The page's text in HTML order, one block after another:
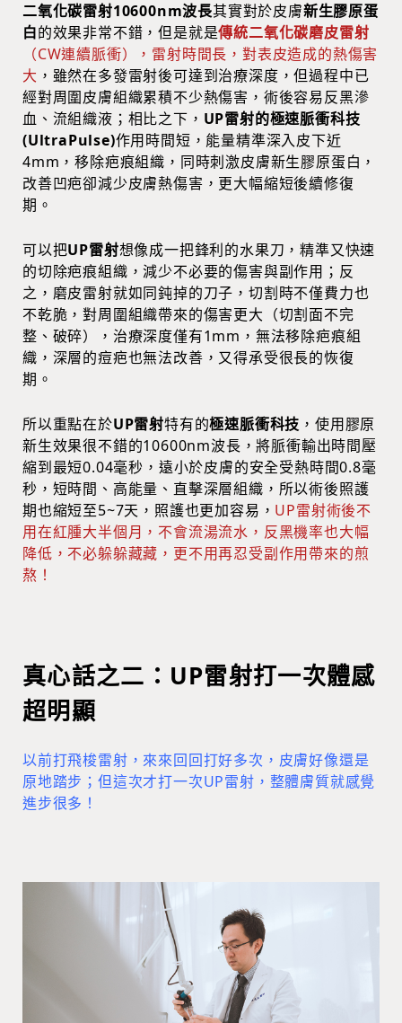
二氧化碳雷射10600nm波長其實對於皮膚新生膠原蛋
白的效果非常不錯，但是就是傳統二氧化碳磨皮雷射
（CW連續脈衝），雷射時間長，對表皮造成的熱傷害
大 ，雖然在多發雷射後可達到治療深度，但過程中已
經對周圍皮膚組織累積不少熱傷害，術後容易反黑滲
血、流組織液；相比之下， UP雷射的極速脈衝科技
(UltraPulse)作用時間短，能量精準深入皮下近
4mm，移除疤痕組織，同時刺激皮膚新生膠原蛋白，
改善凹疤卻減少皮膚熱傷害，更大幅縮短後續修復
期。
可以把UP雷射想像成一把鋒利的水果刀，精準又快速
的切除疤痕組織，減少不必要的傷害與副作用；反
之，磨皮雷射就如同鈍掉的刀子，切割時不僅費力也
不乾脆，對周圍組織帶來的傷害更大（切割面不完
整、破碎），治療深度僅有1mm，無法移除疤痕組
織，深層的痘疤也無法改善，又得承受很長的恢復
期。
所以重點在於UP雷射特有的極速脈衝科技 ，使用膠原
新生效果很不錯的10600nm波長，將脈衝輸出時間壓
縮到最短0.04毫秒，遠小於皮膚的安全受熱時間0.8毫
秒，短時間、高能量、直擊深層組織，所以術後照護
期也縮短至5~7天，照護也更加容易， UP雷射術後不
用在紅腫大半個月，不會流湯流水，反黑機率也大幅
降低，不必躲躲藏藏，更不用再忍受副作用帶來的煎
熬！
真心話之二：UP雷射打一次體感
超明顯
以前打飛梭雷射，來來回回打好多次，皮膚好像還是
原地踏步；但這次才打一次UP雷射，整體膚質就感覺
進步很多！